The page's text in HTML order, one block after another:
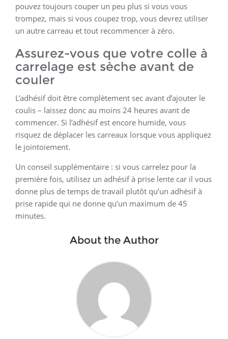
pouvez toujours couper un peu plus si vous vous
trompez, mais si vous coupez trop, vous devrez utiliser
un autre carreau et tout recommencer à zéro.
Assurez-vous que votre colle à
carrelage est sèche avant de
couler
L’adhésif doit être complètement sec avant d’ajouter le
coulis – laissez donc au moins 24 heures avant de
commencer. Si l’adhésif est encore humide, vous
risquez de déplacer les carreaux lorsque vous appliquez
le jointoiement.
Un conseil supplémentaire : si vous carrelez pour la
première fois, utilisez un adhésif à prise lente car il vous
donne plus de temps de travail plutôt qu’un adhésif à
prise rapide qui ne donne qu’un maximum de 45
minutes.
About the Author